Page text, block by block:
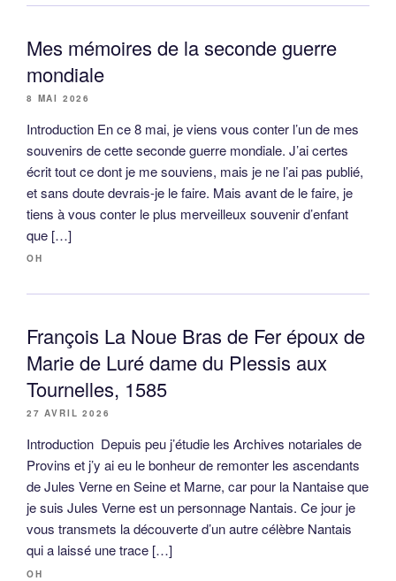
Mes mémoires de la seconde guerre
mondiale
8 MAI 2026
Introduction En ce 8 mai, je viens vous conter l’un de mes
souvenirs de cette seconde guerre mondiale. J’ai certes
écrit tout ce dont je me souviens, mais je ne l’ai pas publié,
et sans doute devrais-je le faire. Mais avant de le faire, je
tiens à vous conter le plus merveilleux souvenir d’enfant
que […]
OH
François La Noue Bras de Fer époux de
Marie de Luré dame du Plessis aux
Tournelles, 1585
27 AVRIL 2026
Introduction Depuis peu j’étudie les Archives notariales de
Provins et j’y ai eu le bonheur de remonter les ascendants
de Jules Verne en Seine et Marne, car pour la Nantaise que
je suis Jules Verne est un personnage Nantais. Ce jour je
vous transmets la découverte d’un autre célèbre Nantais
qui a laissé une trace […]
OH